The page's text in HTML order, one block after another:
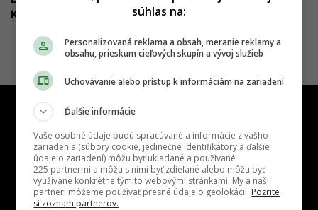
Kariérna poradkyňa radí, ako sa im vyhnúť
súhlas na:
Personalizovaná reklama a obsah, meranie reklamy a
obsahu, prieskum cieľových skupín a vývoj služieb
Uchovávanie alebo prístup k informáciám na zariadení
Ďalšie informácie
Vaše osobné údaje budú spracúvané a informácie z vášho
zariadenia (súbory cookie, jedinečné identifikátory a ďalšie
údaje o zariadení) môžu byť ukladané a používané
225 partnermi a môžu s nimi byť zdieľané alebo môžu byť
využívané konkrétne týmito webovými stránkami. My a naši
partneri môžeme používať presné údaje o geolokácii. Pozrite
si zoznam partnerov.